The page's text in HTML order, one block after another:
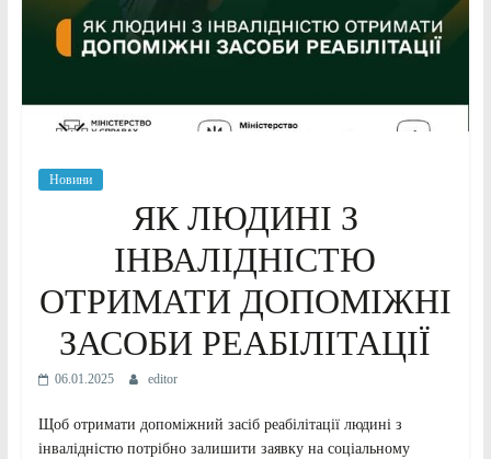
Новини
ЯК ЛЮДИНІ З
ІНВАЛІДНІСТЮ
ОТРИМАТИ ДОПОМІЖНІ
ЗАСОБИ РЕАБІЛІТАЦІЇ
06.01.2025 editor
Щоб отримати допоміжний засіб реабілітації людині з
інвалідністю потрібно залишити заявку на соціальному